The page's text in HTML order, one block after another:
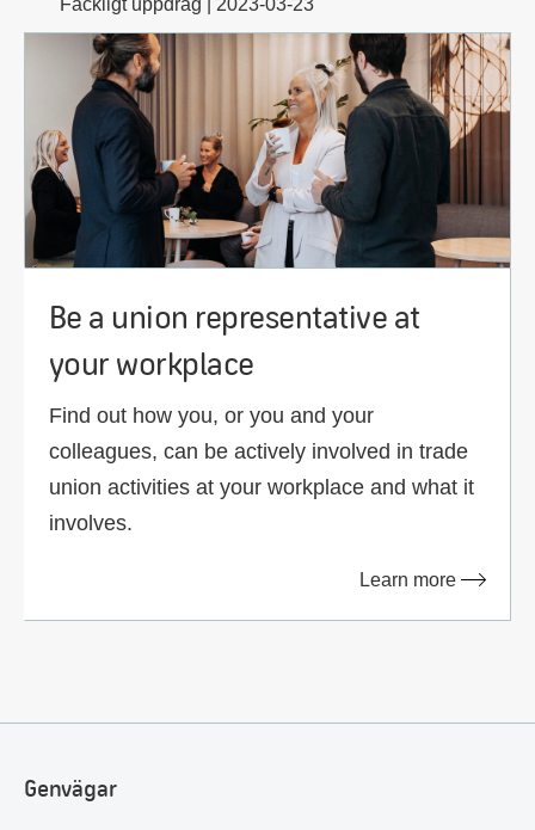
Fackligt uppdrag | 2023-03-23
Be a union representative at
your workplace
Find out how you, or you and your
colleagues, can be actively involved in trade
union activities at your workplace and what it
involves.
Learn more
Genvägar